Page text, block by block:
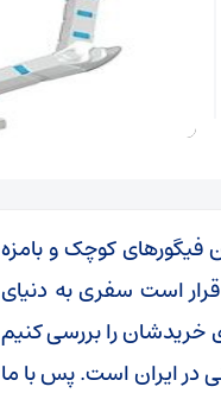
فیگورهای کوچک و بامزه
است سفری به دنیای
خریدشان را بررسی کنیم
در ایران است. پس با ما